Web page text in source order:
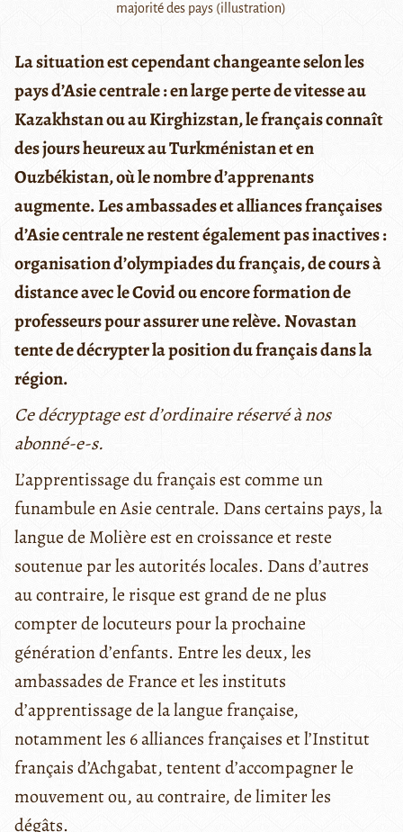
majorité des pays (illustration)
La situation est cependant changeante selon les
pays d’Asie centrale : en large perte de vitesse au
Kazakhstan ou au Kirghizstan, le français connaît
des jours heureux au Turkménistan et en
Ouzbékistan, où le nombre d’apprenants
augmente. Les ambassades et alliances françaises
d’Asie centrale ne restent également pas inactives :
organisation d’olympiades du français, de cours à
distance avec le Covid ou encore formation de
professeurs pour assurer une relève. Novastan
tente de décrypter la position du français dans la
région.
Ce décryptage est d’ordinaire réservé à nos
abonné-e-s.
L’apprentissage du français est comme un
funambule en Asie centrale. Dans certains pays, la
langue de Molière est en croissance et reste
soutenue par les autorités locales. Dans d’autres
au contraire, le risque est grand de ne plus
compter de locuteurs pour la prochaine
génération d’enfants. Entre les deux, les
ambassades de France et les instituts
d’apprentissage de la langue française,
notamment les 6 alliances françaises et l’Institut
français d’Achgabat, tentent d’accompagner le
mouvement ou, au contraire, de limiter les
dégâts.